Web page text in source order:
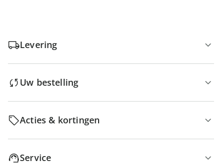
Levering
Uw bestelling
Acties & kortingen
Service